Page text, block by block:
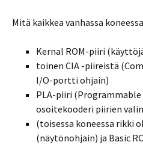
Mitä kaikkea vanhassa
Kernal ROM-piiri
toinen CIA -piireistä
I/O-portti ohjain)
PLA-piiri (Programmable
osoitekooderi piirien
(toisessa koneessa rikki
(näytönohjain) ja Basic